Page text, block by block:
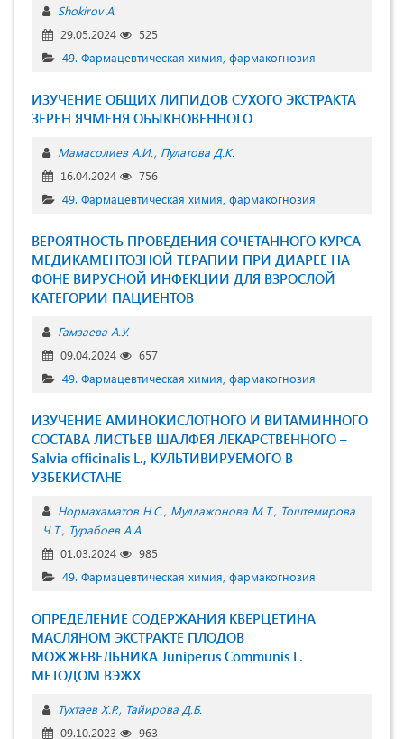
Shokirov A.
29.05.2024
525
49. Фармацевтическая химия, фармакогнозия
ИЗУЧЕНИЕ ОБЩИХ ЛИПИДОВ СУХОГО ЭКСТРАКТА
ЗЕРЕН ЯЧМЕНЯ ОБЫКНОВЕННОГО
Мамасолиев А.И. Пулатова Д.К.
16.04.2024
756
49. Фармацевтическая химия, фармакогнозия
ВЕРОЯТНОСТЬ ПРОВЕДЕНИЯ СОЧЕТАННОГО КУРСА
МЕДИКАМЕНТОЗНОЙ ТЕРАПИИ ПРИ ДИАРЕЕ НА
ФОНЕ ВИРУСНОЙ ИНФЕКЦИИ ДЛЯ ВЗРОСЛОЙ
КАТЕГОРИИ ПАЦИЕНТОВ
Гамзаева А.У.
09.04.2024
657
49. Фармацевтическая химия, фармакогнозия
ИЗУЧЕНИЕ АМИНОКИСЛОТНОГО И ВИТАМИННОГО
СОСТАВА ЛИСТЬЕВ ШАЛФЕЯ ЛЕКАРСТВЕННОГО –
Sаlvia officinаlis L., КУЛЬТИВИРУЕМОГО В
УЗБЕКИСТАНЕ
Нормахаматов Н.С. Муллажонова М.Т. Тоштемирова
Ч.Т. Турабоев А.А.
01.03.2024
985
49. Фармацевтическая химия, фармакогнозия
ОПРЕДЕЛЕНИЕ СОДЕРЖАНИЯ КВЕРЦЕТИНА
МАСЛЯНОМ ЭКСТРАКТЕ ПЛОДОВ
МОЖЖЕВЕЛЬНИКА Juniperus Communis L.
МЕТОДОМ ВЭЖХ
Тухтаев Х.Р. Тайирова Д.Б.
09.10.2023
963